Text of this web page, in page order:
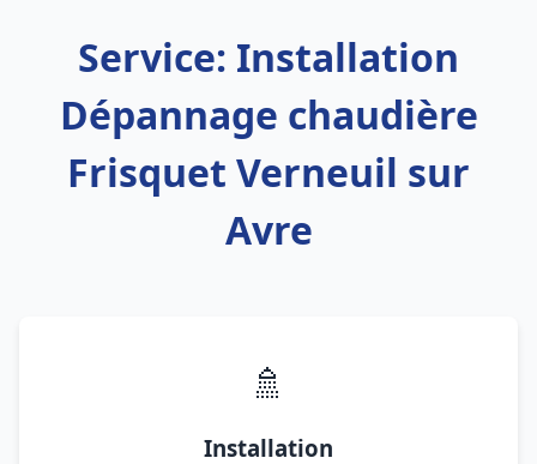
Service: Installation
Dépannage chaudière
Frisquet Verneuil sur
Avre
🚿
Installation